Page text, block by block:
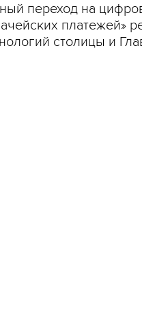
переход на
платежей»
столицы и